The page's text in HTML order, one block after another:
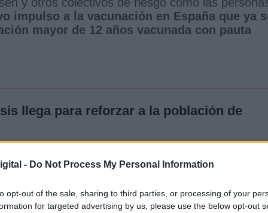
- Do Not Process My Personal Information
opt-out of the sale, sharing to third parties, or processing of your
for targeted advertising by us, please use the below opt-out
impulso a la vacunación en España que ya
mayor de 12 años vacunada con pauta
llega para reforzar a la población de